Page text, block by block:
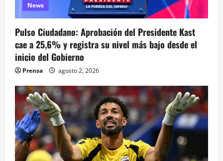
n
t
r
a
d
a
s
News
Pulso Ciudadano: Aprobación del Presidente Kast
cae a 25,6% y registra su nivel más bajo desde el
inicio del Gobierno
Prensa agosto 2, 2026